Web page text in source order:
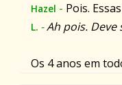
Hazel - Pois.
L. -Ah pois. Deve
Os 4 anos em